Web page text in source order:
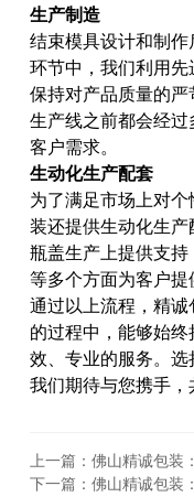
生产制造
结束模具设计和制
环节中，我们利用
保持对产品质量的
生产线之前都会经过
客户需求。
生动化生产配套
为了满足市场上对
装还提供生动化生
瓶盖生产上提供支
等多个方面为客户提
通过以上流程，精
的过程中，能够始
效、专业的服务。选
我们期待与您携手，
上一篇：佛山精诚包装
下一篇：佛山精诚包装